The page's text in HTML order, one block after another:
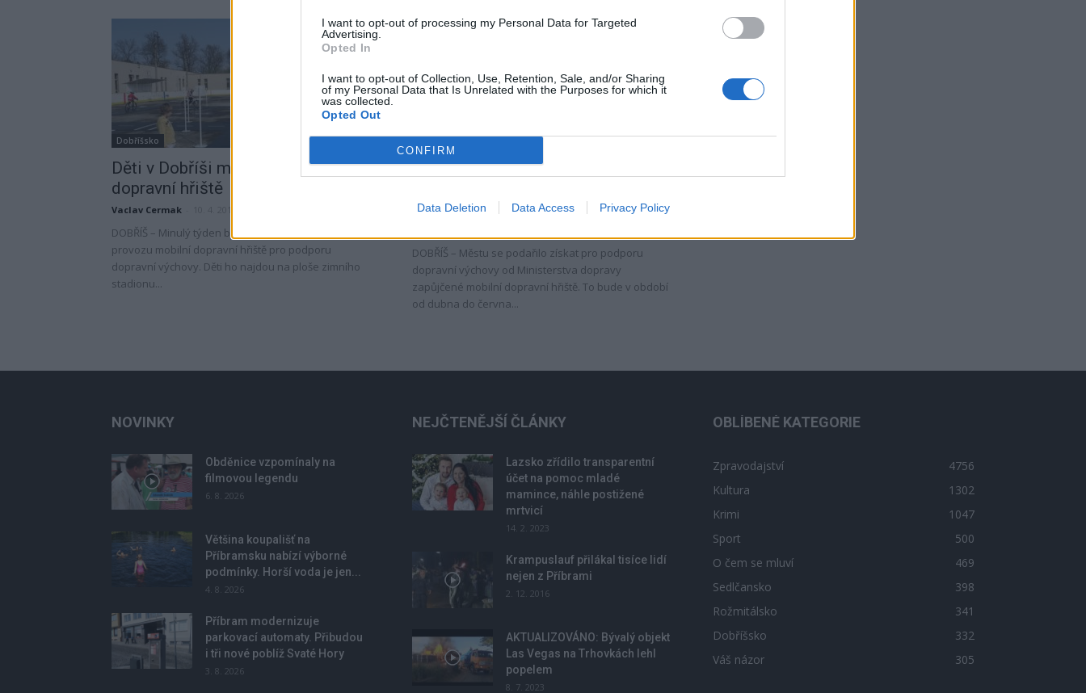
I want to opt-out of processing my Personal Data for Targeted
Advertising.
Opted In
I want to opt-out of Collection, Use, Retention, Sale, and/or Sharing
of my Personal Data that Is Unrelated with the Purposes for which it
was collected.
Opted Out
CONFIRM
Data Deletion Data Access Privacy Policy
Dobříšsko
Děti v Dobříši mají k dispozici
dopravní hřiště
Vaclav Cermak
DOBŘÍŠ – Minulý týden bylo v Dobříši uvedené do
provozu mobilní dopravní hřiště pro podporu
dopravní výchovy. Děti ho najdou na ploše zimního
stadionu...
Dopravní výchově na dobříšských
hřiště
DOBŘÍŠ – Městu se podařilo získat pro podporu
dopravní výchovy od Ministerstva dopravy
zapůjčené mobilní dopravní hřiště. To bude v období
od dubna do června...
NOVINKY
Obděnice vzpomínaly na
filmovou legendu
6. 8. 2026
Většina koupališť na
Příbramsku nabízí výborné
podmínky. Horší voda je jen...
4. 8. 2026
Příbram modernizuje
parkovací automaty. Přibudou
i tři nové poblíž Svaté Hory
3. 8. 2026
NEJČTENĚJŠÍ ČLÁNKY
Lazsko zřídilo transparentní
účet na pomoc mladé
mamince, náhle postižené
mrtvicí
14. 2. 2023
Krampuslauf přilákal tisíce lidí
nejen z Příbrami
2. 12. 2016
AKTUALIZOVÁNO: Bývalý objekt
Las Vegas na Trhovkách lehl
popelem
8. 7. 2023
OBLÍBENÉ KATEGORIE
Zpravodajství
4756
Kultura
1302
Krimi
1047
Sport
500
O čem se mluví
469
Sedlčansko
398
Rožmitálsko
341
Dobříšsko
332
Váš názor
305